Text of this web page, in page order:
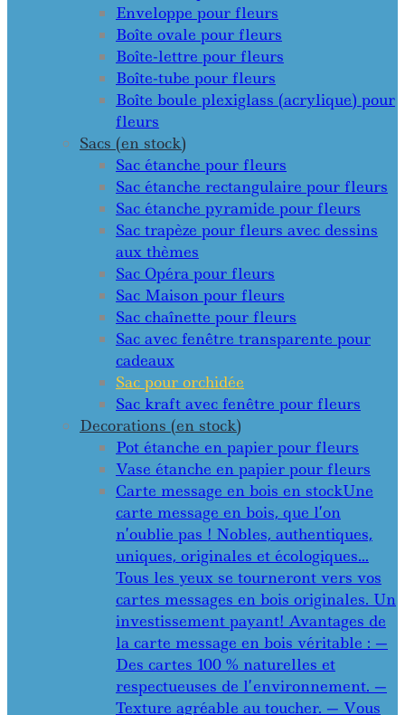
Enveloppe pour fleurs
Boîte ovale pour fleurs
Boîte-lettre pour fleurs
Boîte-tube pour fleurs
Boîte boule plexiglass (acrylique) pour
fleurs
Sacs (en stock)
Sac étanche pour fleurs
Sac étanche rectangulaire pour fleurs
Sac étanche pyramide pour fleurs
Sac trapèze pour fleurs avec dessins
aux thèmes
Sac Opéra pour fleurs
Sac Maison pour fleurs
Sac chaînette pour fleurs
Sac avec fenêtre transparente pour
cadeaux
Sac pour orchidée
Sac kraft avec fenêtre pour fleurs
Decorations (en stock)
Pot étanche en papier pour fleurs
Vase étanche en papier pour fleurs
Carte message en bois en stockUne
carte message en bois, que l’on
n’oublie pas ! Nobles, authentiques,
uniques, originales et écologiques…
Tous les yeux se tourneront vers vos
cartes messages en bois originales. Un
investissement payant! Avantages de
la carte message en bois véritable : —
Des cartes 100 % naturelles et
respectueuses de l’environnement. —
Texture agréable au toucher. — Vous